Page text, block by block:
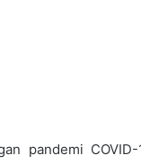
pandemi